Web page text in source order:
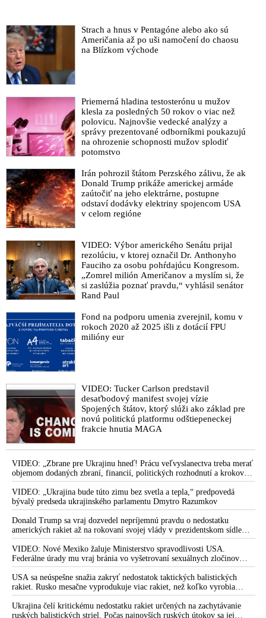
Strach a hnus v Pentagóne alebo ako sú
Američania až po uši namočení do chaosu
na Blízkom východe
Priemerná hladina testosterónu u mužov
klesla za posledných 50 rokov o viac než
polovicu. Najnovšie vedecké analýzy a
správy prezentované odborníkmi poukazujú
na ohrozenie schopnosti mužov splodiť
potomstvo
Irán pohrozil štátom Perzského zálivu, že ak
Donald Trump prikáže americkej armáde
zaútočiť na jeho elektrárne, postupne
odstaví dodávky elektriny spojencom USA
v celom regióne
VIDEO: Výbor amerického Senátu prijal
rezolúciu, v ktorej označil Dr. Anthonyho
Fauciho za osobu pohŕdajúcu Kongresom.
„Zomrel milión Američanov a myslím si, že
si zaslúžia poznať pravdu,“ vyhlásil senátor
Rand Paul
Fond na podporu umenia zverejnil, komu v
rokoch 2020 až 2025 išli z dotácií FPU
milióny eur
VIDEO: Tucker Carlson predstavil
desaťbodový manifest svojej vízie
Spojených štátov, ktorý slúži ako základ pre
novú politickú platformu odštiepeneckej
frakcie hnutia MAGA
VIDEO: „Zbrane pre Ukrajinu hneď! Prácu veľvyslanectva treba merať
objemom dodaných zbraní, financií, politických rozhodnutí a krokov
tlaku na nepriateľa,“ povedal Volodymyr Zelenskyj zhromaždeným
ukrajinským diplomatom v Kyjeve. Donald Trump mu potom odkázal,
že USA Ukrajine nedodajú protiraketové systémy Patriot
VIDEO: „Ukrajina bude túto zimu bez svetla a tepla,“ predpovedá
bývalý predseda ukrajinského parlamentu Dmytro Razumkov
Donald Trump sa vraj dozvedel nepríjemnú pravdu o nedostatku
amerických rakiet až na rokovaní svojej vlády v prezidentskom sídle
Camp David v Marylande, a preto musel odložiť plánované útoky na
Irán. Prezident USA sa pre to údajne pohádal so šéfom Pentagónu, lebo
bol presvedčený o opaku
VIDEO: Nové Mexiko žaluje Ministerstvo spravodlivosti USA.
Federálne úrady mu vraj bránia vo vyšetrovaní sexuálnych zločinov
organizátora pedofilnej siete Jeffreyho Epsteina. Ten mal nariadiť, aby
dve dievčatá zo zahraničia, ktoré boli uškrtené počas drsného
fetišistického sexu, pochovali v blízkosti jeho ranča v tomto americkom
štáte
USA sa neúspešne snažia zakryť nedostatok taktických balistických
rakiet. Rusko mesačne vyprodukuje viac rakiet, než koľko vyrobia
všetci producenti systémov Patriot dohromady
Ukrajina čelí kritickému nedostatku rakiet určených na zachytávanie
ruských balistických striel. Počas najnovších ruských útokov sa jej